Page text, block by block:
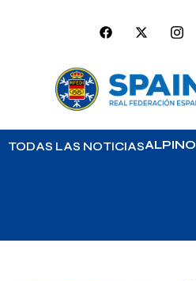
TODAS LAS NOTICIASALPINO